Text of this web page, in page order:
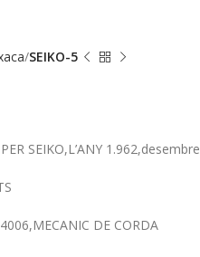
SEIKO-5
SEIKO,L’ANY 1.962,desembre
DE CORDA